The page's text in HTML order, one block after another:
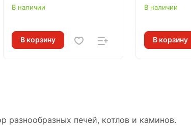
В наличии
В корзину
В наличии
В корзину
разнообразных печей, котлов и каминов.